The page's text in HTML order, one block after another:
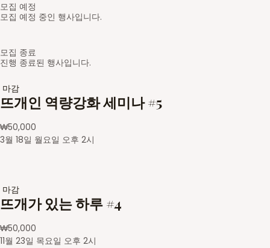
모집 예정
모집 예정 중인 행사입니다.
모집 종료
진행 종료된 행사입니다.
마감
뜨개인 역량강화 세미나 #5
₩50,000
3월 18일 월요일 오후 2시
마감
뜨개가 있는 하루 #4
₩50,000
11월 23일 목요일 오후 2시